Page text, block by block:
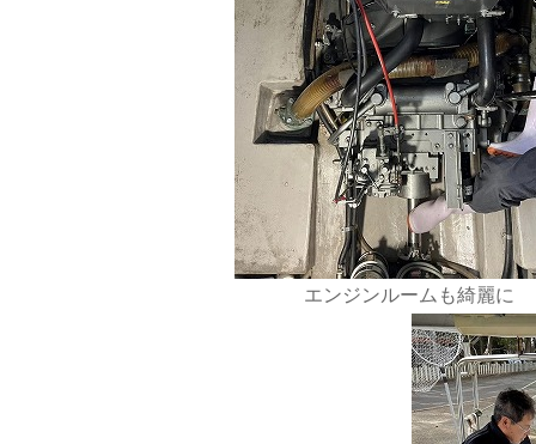
エンジンルームも綺麗に